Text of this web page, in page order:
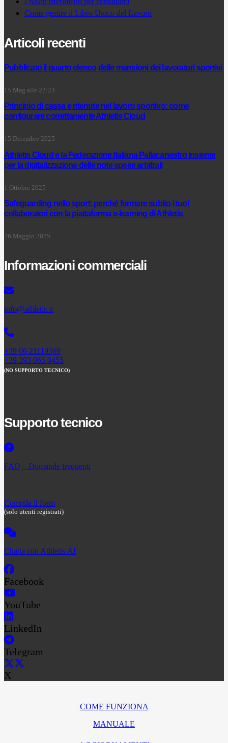
Come gestire il Libro Unico del Lavoro
Articoli recenti
Pubblicato il quarto elenco delle mansioni dei lavoratori sportivi
15 Mag alle 22:23
Principio di cassa e ritenute nel lavoro sportivo: come
configurare correttamente Athletis Cloud
15 Dicembre 2025
Athletis Cloud e la Federazione Italiana Pallacanestro insieme
per la digitalizzazione delle note spese arbitrali
1 Ottobre 2025
Safeguarding nello sport: perché formare subito i tuoi
collaboratori con la piattaforma e-learning di Athletis
26 Maggio 2025
Informazioni commerciali
info@athletis.it
+39 06 21119369
+39 393 065 0455
(NO SUPPORTO TECNICO)
Supporto tecnico
FAQ – Domande frequenti
Compila il form
(solo utenti registrati)
Chatta con Athletis.AI
Facebook
YouTube
LinkedIn
Telegram
X
COME FUNZIONA
MANUALE